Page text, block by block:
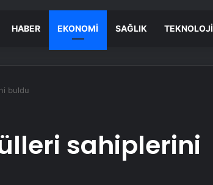
HABER EKONOMI SAĞLIK TEKNOLOJI
buldu
sahiplerini